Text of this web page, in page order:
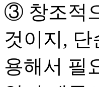
③ 창조적
것이지,
용해서 필